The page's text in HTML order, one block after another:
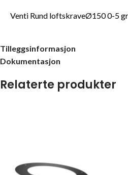
Venti Rund loftskraveØ150 0-5
Tilleggsinformasjon
Dokumentasjon
Relaterte produkter